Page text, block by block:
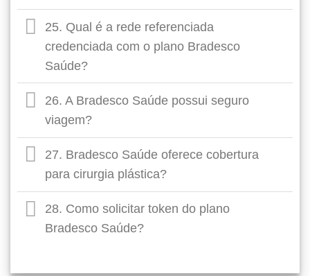
25. Qual é a rede referenciada
credenciada com o plano Bradesco
Saúde?
26. A Bradesco Saúde possui seguro
viagem?
27. Bradesco Saúde oferece cobertura
para cirurgia plástica?
28. Como solicitar token do plano
Bradesco Saúde?